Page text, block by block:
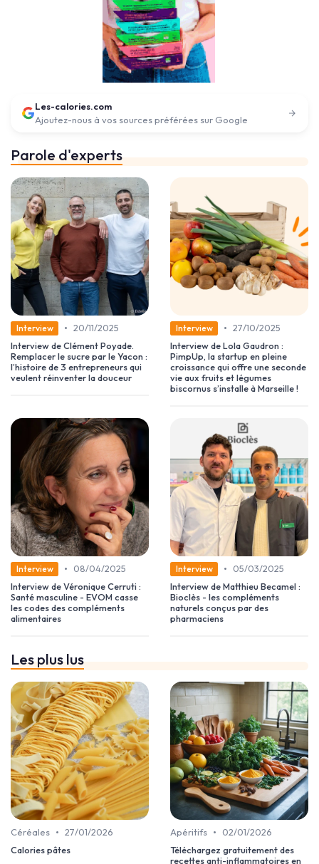
Les-calories.com
Ajoutez-nous à vos sources préférées sur Google
Parole d'experts
Interview • 20/11/2025
Interview de Clément Poyade.
Remplacer le sucre par le Yacon :
l’histoire de 3 entrepreneurs qui
veulent réinventer la douceur
Interview • 27/10/2025
Interview de Lola Gaudron :
PimpUp, la startup en pleine
croissance qui offre une seconde
vie aux fruits et légumes
biscornus s’installe à Marseille !
Interview •
08/04/2025
Interview de Véronique Cerruti :
Santé masculine - EVOM casse
les codes des compléments
alimentaires
Interview •
05/03/2025
Interview de Matthieu Becamel :
Bioclès - les compléments
naturels conçus par des
pharmaciens
Les plus lus
Céréales • 27/01/2026
Calories pâtes
Apéritifs •
02/01/2026
Téléchargez gratuitement des
recettes anti-inflammatoires en